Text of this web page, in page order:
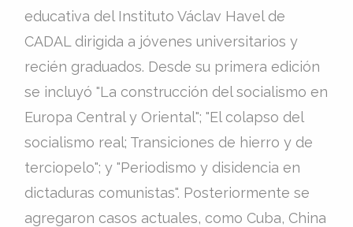
educativa del Instituto Václav Havel de
CADAL dirigida a jóvenes universitarios y
recién graduados. Desde su primera edición
se incluyó "La construcción del socialismo en
Europa Central y Oriental"; "El colapso del
socialismo real; Transiciones de hierro y de
terciopelo"; y "Periodismo y disidencia en
dictaduras comunistas". Posteriormente se
agregaron casos actuales, como Cuba, China